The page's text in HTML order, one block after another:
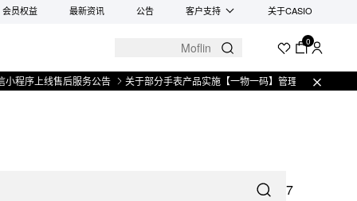
会员权益 最新资讯 公告 客户支持 关于CASIO
0
序上线售后服务公告 关于部分手表产品实施【一物一码】管理的公告 微信小
7